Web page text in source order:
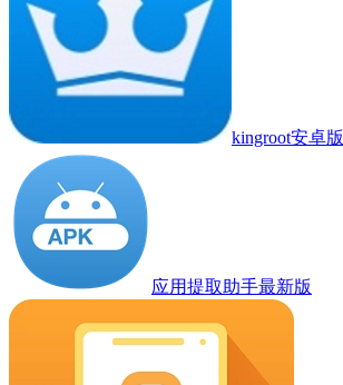
kingroot安卓版
应用提取助手最新版